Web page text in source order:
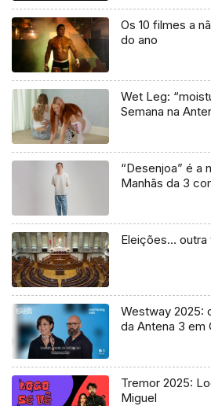
Os 10 filmes a
do ano
Wet Leg:
Semana na
“Desenjoa” é a
Manhãs da 3
Eleições… outra
Westway 2025:
da Antena 3 em
Tremor 2025:
Miguel